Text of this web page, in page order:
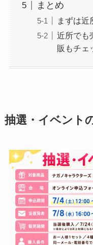
まとめ
まずは近
近所でも
販もチェ
抽選・イベント